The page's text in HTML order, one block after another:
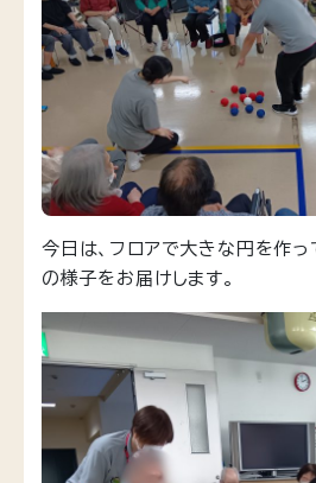
今日は、フロアで大きな円を作っ
の様子をお届けします。